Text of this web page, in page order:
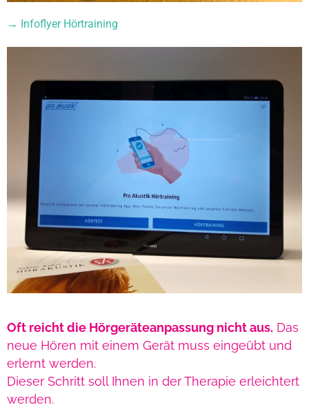
→ Infoflyer Hörtraining
Oft reicht die Hörgeräteanpassung nicht aus. Das
neue Hören mit einem Gerät muss eingeübt und
erlernt werden.
Dieser Schritt soll Ihnen in der Therapie erleichtert
werden.